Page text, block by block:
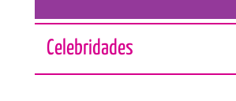
Celebridades